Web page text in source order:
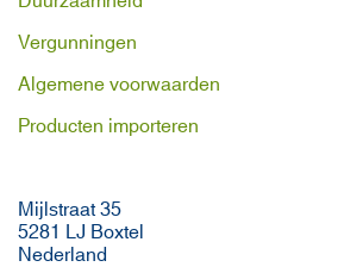
Vergunningen
Algemene voorwaarden
Producten importeren
Mijlstraat 35
5281 LJ Boxtel
Nederland